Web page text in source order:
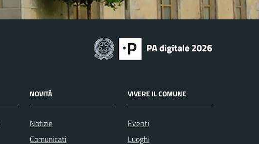
NOVITÀ
Notizie
Comunicati
VIVERE IL COMUNE
Eventi
Luoghi